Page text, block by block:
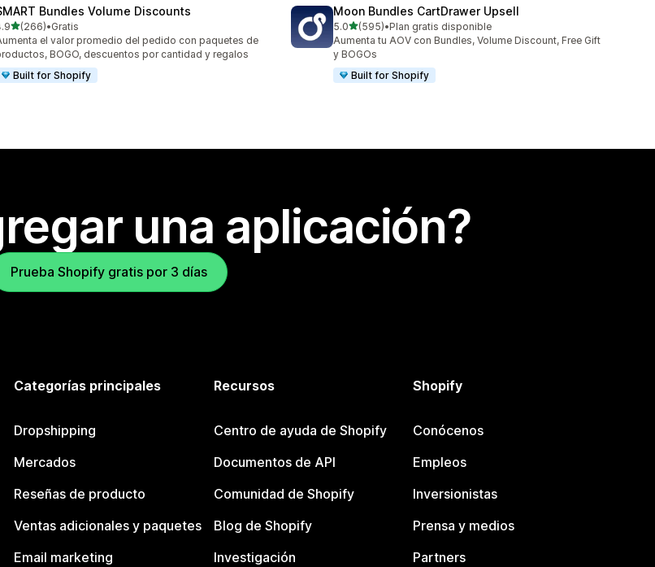
Bundles Volume Discounts
de 5 estrellas
(266)
reseñas en total
•Gratis
el valor promedio del pedido con paquetes de
BOGO, descuentos por cantidad y regalos
Built for Shopify
Moon Bundles CartDrawer Upsell
5.0de 5 estrellas
(595)
595 reseñas en total
•Plan gratis disponible
Aumenta tu AOV con Bundles, Volume Discount, Free Gift
y BOGOs
Built for Shopify
una aplicación?
Prueba Shopify gratis por 3 días
Categorías principales
Dropshipping
Mercados
Reseñas de producto
Ventas adicionales y paquetes
Email marketing
Recursos
Centro de ayuda de Shopify
Documentos de API
Comunidad de Shopify
Blog de Shopify
Investigación
Shopify
Conócenos
Empleos
Inversionistas
Prensa y medios
Partners